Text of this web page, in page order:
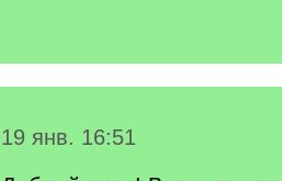
19 янв. 16:51